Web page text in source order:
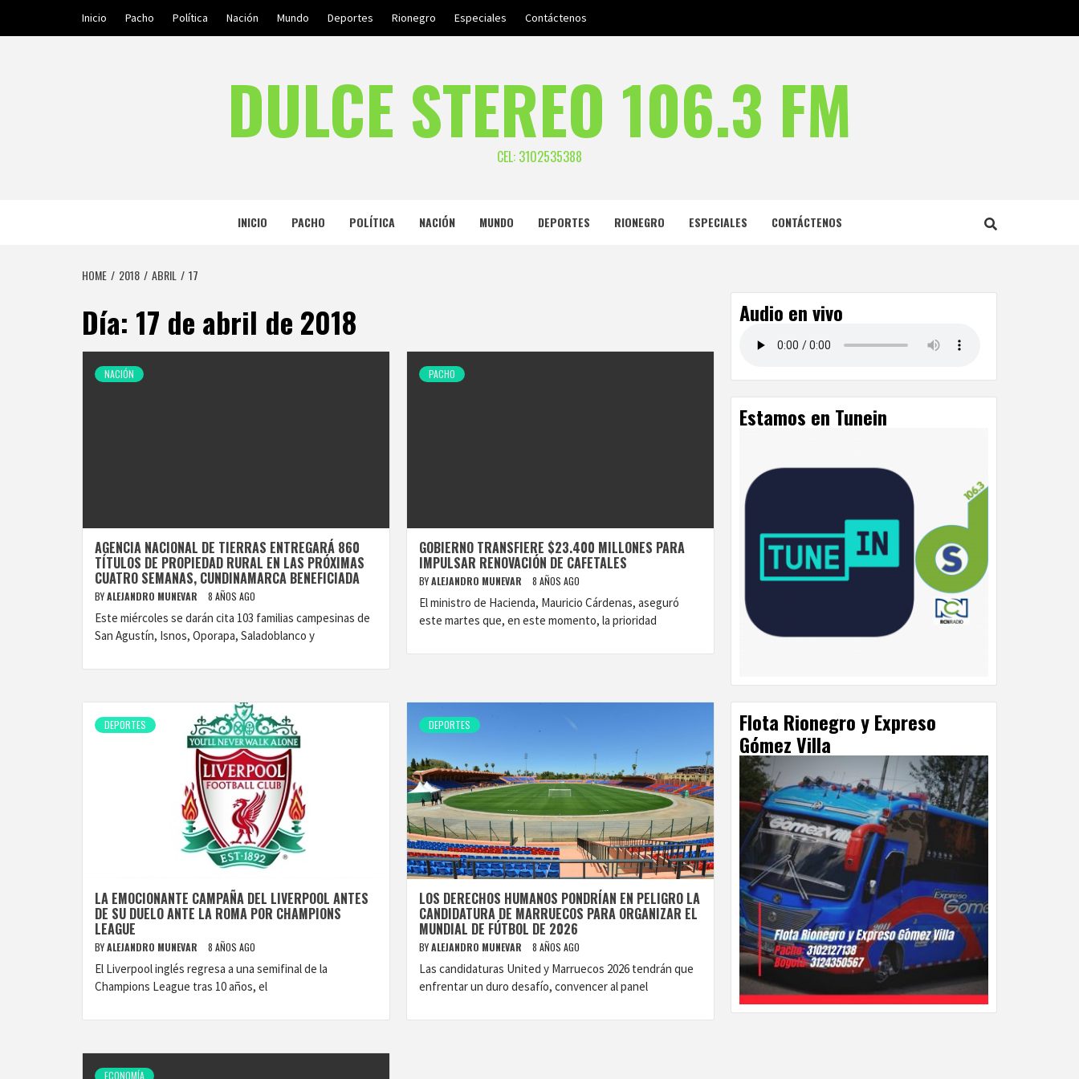
Inicio Pacho Política Nación Mundo Deportes Rionegro Especiales Contáctenos
DULCE STEREO 106.3 FM
CEL: 3102535388
INICIO PACHO POLÍTICA NACIÓN MUNDO DEPORTES RIONEGRO ESPECIALES CONTÁCTENOS
HOME 2018 ABRIL 17
Día: 17 de abril de 2018
NACIÓN
AGENCIA NACIONAL DE TIERRAS ENTREGARÁ 860
TÍTULOS DE PROPIEDAD RURAL EN LAS PRÓXIMAS
CUATRO SEMANAS, CUNDINAMARCA BENEFICIADA
BYALEJANDRO MUNEVAR 8 AÑOS AGO
Este miércoles se darán cita 103 familias campesinas de
San Agustín, Isnos, Oporapa, Saladoblanco y
PACHO
GOBIERNO TRANSFIERE $23.400 MILLONES PARA
IMPULSAR RENOVACIÓN DE CAFETALES
BYALEJANDRO MUNEVAR 8 AÑOS AGO
El ministro de Hacienda, Mauricio Cárdenas, aseguró
este martes que, en este momento, la prioridad
DEPORTES
LA EMOCIONANTE CAMPAÑA DEL LIVERPOOL ANTES
DE SU DUELO ANTE LA ROMA POR CHAMPIONS
LEAGUE
BYALEJANDRO MUNEVAR 8 AÑOS AGO
El Liverpool inglés regresa a una semifinal de la
Champions League tras 10 años, el
DEPORTES
LOS DERECHOS HUMANOS PONDRÍAN EN PELIGRO LA
CANDIDATURA DE MARRUECOS PARA ORGANIZAR EL
MUNDIAL DE FÚTBOL DE 2026
BYALEJANDRO MUNEVAR 8 AÑOS AGO
Las candidaturas United y Marruecos 2026 tendrán que
enfrentar un duro desafío, convencer al panel
ECONOMÍA
Audio en vivo
Estamos en Tunein
Flota Rionegro y Expreso
Gómez Villa